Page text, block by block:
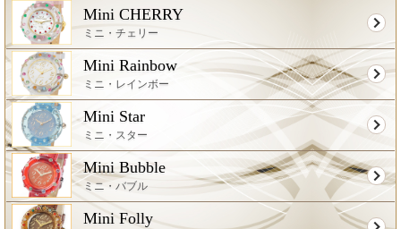
Mini CHERRY
ミニ・チェリー
Mini Rainbow
ミニ・レインボー
Mini Star
ミニ・スター
Mini Bubble
ミニ・バブル
Mini Folly